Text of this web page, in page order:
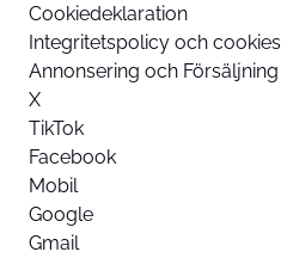
Cookiedeklaration
Integritetspolicy och cookies
Annonsering och Försäljning
X
TikTok
Facebook
Mobil
Google
Gmail